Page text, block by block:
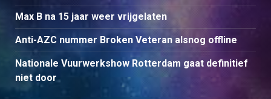
Max B na 15 jaar weer vrijgelaten
Anti-AZC nummer Broken Veteran alsnog offline
Nationale Vuurwerkshow Rotterdam gaat definitief
niet door